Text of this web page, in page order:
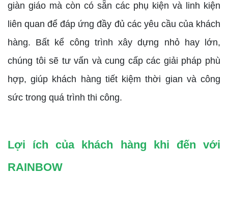
giàn giáo mà còn có sẵn các phụ kiện và linh kiện
liên quan để đáp ứng đầy đủ các yêu cầu của khách
hàng. Bất kể công trình xây dựng nhỏ hay lớn,
chúng tôi sẽ tư vấn và cung cấp các giải pháp phù
hợp, giúp khách hàng tiết kiệm thời gian và công
sức trong quá trình thi công.
Lợi ích của khách hàng khi đến với
RAINBOW